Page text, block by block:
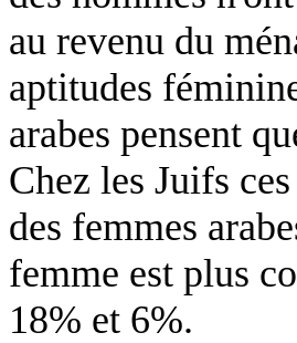
au revenu du
aptitudes
arabes pensent
Chez les Juifs
des femmes
femme est plus
18% et 6%.